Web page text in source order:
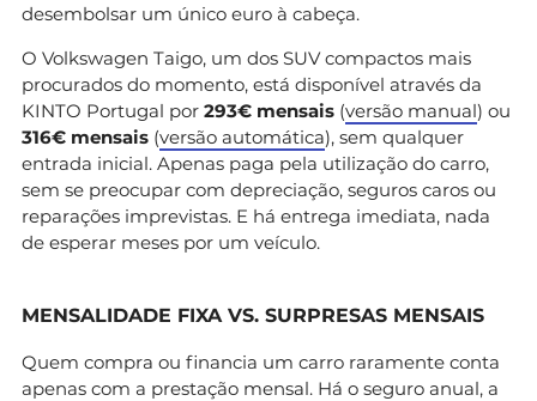
desembolsar um único euro à cabeça.
O Volkswagen Taigo, um dos SUV compactos mais
procurados do momento, está disponível através da
KINTO Portugal por 293€ mensais (versão manual) ou
316€ mensais (versão automática), sem qualquer
entrada inicial. Apenas paga pela utilização do carro,
sem se preocupar com depreciação, seguros caros ou
reparações imprevistas. E há entrega imediata, nada
de esperar meses por um veículo.
MENSALIDADE FIXA VS. SURPRESAS MENSAIS
Quem compra ou financia um carro raramente conta
apenas com a prestação mensal. Há o seguro anual, a